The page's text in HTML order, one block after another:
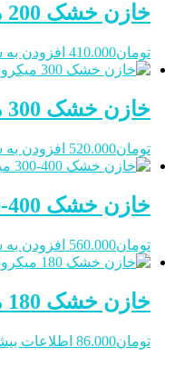
خازن خشک 200 میکروفاراد
تومان410.000 افزودن
خازن خشک 300 میکروفاراد
تومان520.000 افزودن
خازن خشک 400-300 میکروفاراد
تومان560.000 افزودن
خازن خشک 180 میکروفاراد
تومان86.000 اطلاعات